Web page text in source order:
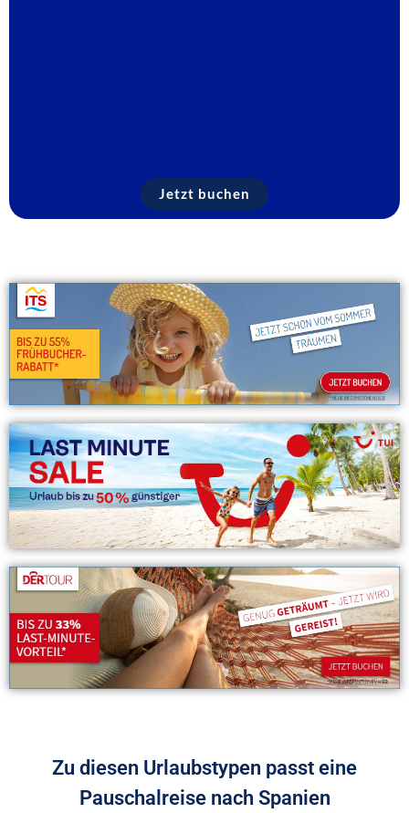
Jetzt buchen
Zu diesen Urlaubstypen passt eine
Pauschalreise nach Spanien